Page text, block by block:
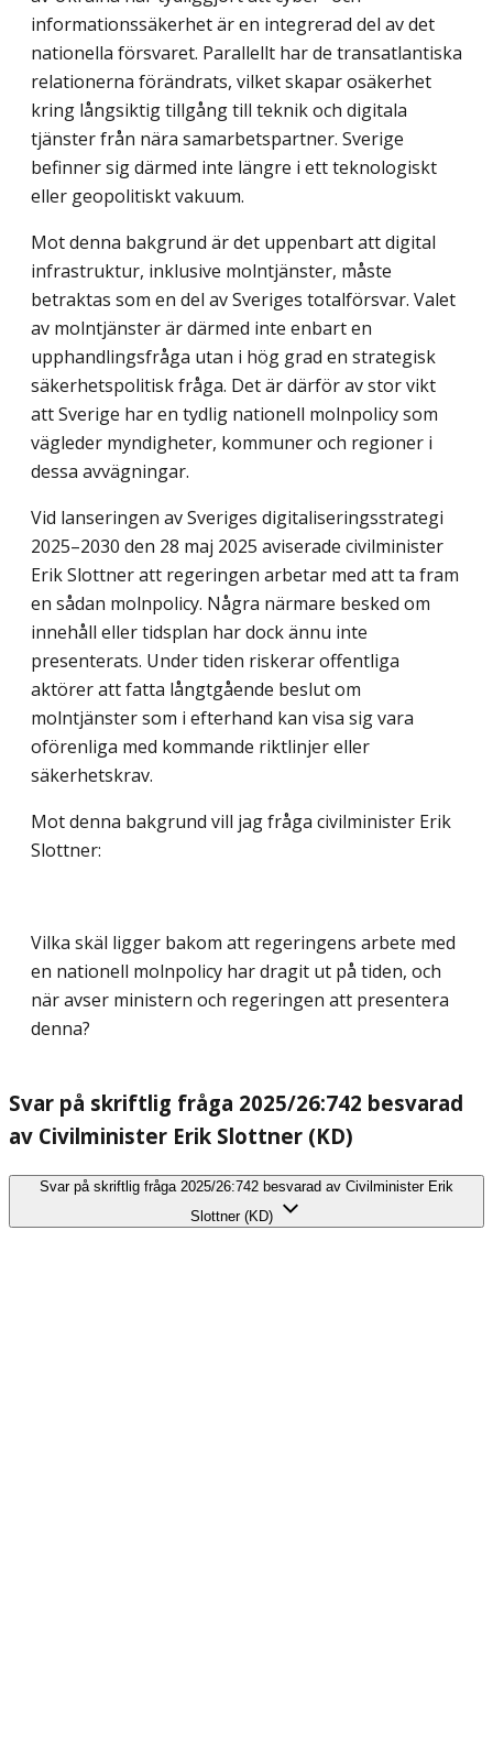
informationssäkerhet är en integrerad del av det
nationella försvaret. Parallellt har de transatlantiska
relationerna förändrats, vilket skapar osäkerhet
kring långsiktig tillgång till teknik och digitala
tjänster från nära samarbetspartner. Sverige
befinner sig därmed inte längre i ett teknologiskt
eller geopolitiskt vakuum.
Mot denna bakgrund är det uppenbart att digital
infrastruktur, inklusive molntjänster, måste
betraktas som en del av Sveriges totalförsvar. Valet
av molntjänster är därmed inte enbart en
upphandlingsfråga utan i hög grad en strategisk
säkerhetspolitisk fråga. Det är därför av stor vikt
att Sverige har en tydlig nationell molnpolicy som
vägleder myndigheter, kommuner och regioner i
dessa avvägningar.
Vid lanseringen av Sveriges digitaliseringsstrategi
2025–2030 den 28 maj 2025 aviserade civilminister
Erik Slottner att regeringen arbetar med att ta fram
en sådan molnpolicy. Några närmare besked om
innehåll eller tidsplan har dock ännu inte
presenterats. Under tiden riskerar offentliga
aktörer att fatta långtgående beslut om
molntjänster som i efterhand kan visa sig vara
oförenliga med kommande riktlinjer eller
säkerhetskrav.
Mot denna bakgrund vill jag fråga civilminister Erik
Slottner:
Vilka skäl ligger bakom att regeringens arbete med
en nationell molnpolicy har dragit ut på tiden, och
när avser ministern och regeringen att presentera
denna?
Svar på skriftlig fråga 2025/26:742 besvarad
av Civilminister Erik Slottner (KD)
Svar på skriftlig fråga 2025/26:742 besvarad av Civilminister Erik
Slottner (KD)